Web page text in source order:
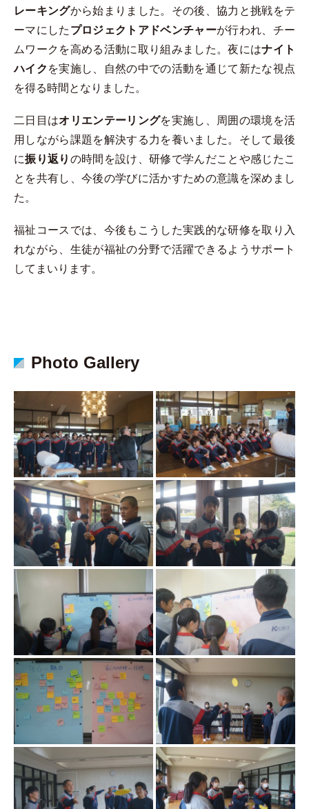
レーキングから始まりました。その後、協力と挑戦をテ
ーマにした プロジェクトアドベンチャーが行われ、チー
ムワークを高める活動に取り組みました。夜にはナイト
ハイク を実施し、自然の中での活動を通じて新たな視点
を得る時間となりました。
二日目はオリエンテーリングを実施し、周囲の環境を活
用しながら課題を解決する力を養いました。そして最後
に振り返り の時間を設け、研修で学んだことや感じたこ
とを共有し、今後の学びに活かすための意識を深めまし
た。
福祉コースでは、今後もこうした実践的な研修を取り入
れながら、生徒が福祉の分野で活躍できるようサポート
してまいります。
Photo Gallery